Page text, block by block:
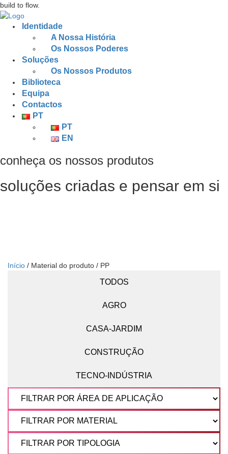
build to flow.
Identidade
A Nossa História
Os Nossos Poderes
Soluções
Os Nossos Produtos
Biblioteca
Equipa
Contactos
PT
PT
EN
conheça os nossos produtos
soluções criadas e pensar em si
Início / Material do produto / PP
TODOS
AGRO
CASA-JARDIM
CONSTRUÇÃO
TECNO-INDÚSTRIA